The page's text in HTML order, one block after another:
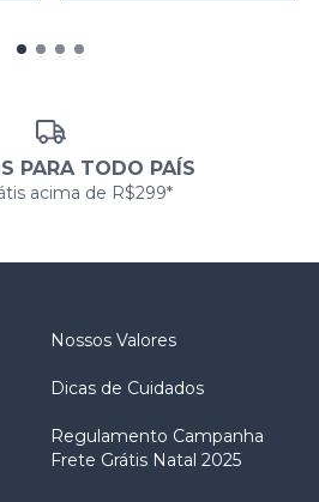
PARA TODO PAÍS
acima de R$299*
Nossos Valores
Dicas de Cuidados
Regulamento Campanha
Frete Grátis Natal 2025